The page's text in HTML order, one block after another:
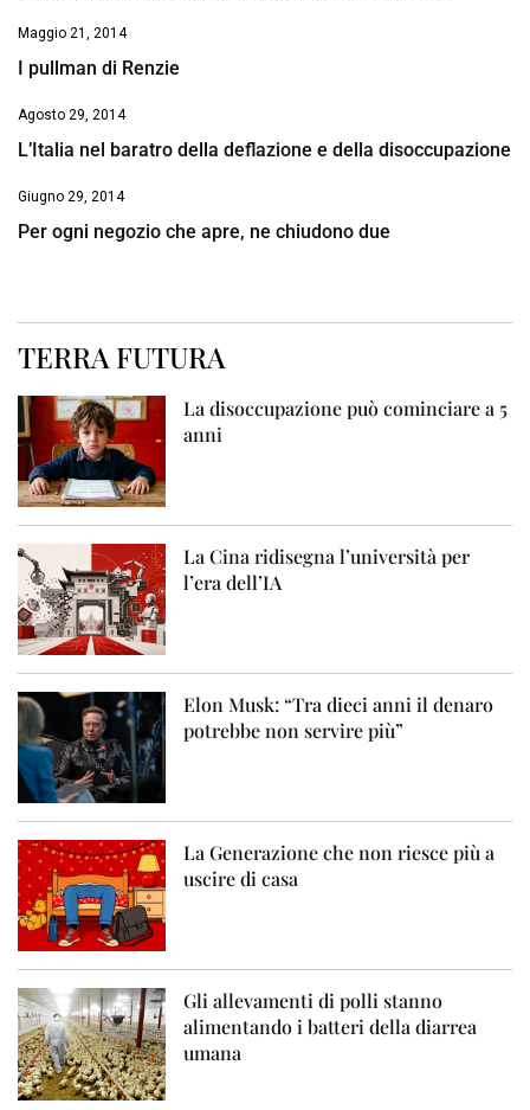
Maggio 21, 2014
I pullman di Renzie
Agosto 29, 2014
L’Italia nel baratro della deflazione e della disoccupazione
Giugno 29, 2014
Per ogni negozio che apre, ne chiudono due
TERRA FUTURA
La disoccupazione può cominciare a 5
anni
La Cina ridisegna l’università per
l’era dell’IA
Elon Musk: “Tra dieci anni il denaro
potrebbe non servire più”
La Generazione che non riesce più a
uscire di casa
Gli allevamenti di polli stanno
alimentando i batteri della diarrea
umana